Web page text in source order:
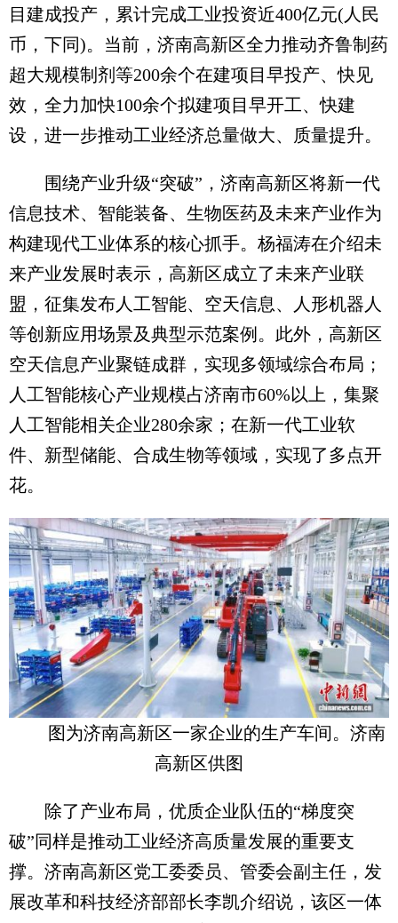
目建成投产，累计完成工业投资近400亿元(人民
币，下同)。当前，济南高新区全力推动齐鲁制药
超大规模制剂等200余个在建项目早投产、快见
效，全力加快100余个拟建项目早开工、快建
设，进一步推动工业经济总量做大、质量提升。
围绕产业升级“突破”，济南高新区将新一代
信息技术、智能装备、生物医药及未来产业作为
构建现代工业体系的核心抓手。杨福涛在介绍未
来产业发展时表示，高新区成立了未来产业联
盟，征集发布人工智能、空天信息、人形机器人
等创新应用场景及典型示范案例。此外，高新区
空天信息产业聚链成群，实现多领域综合布局；
人工智能核心产业规模占济南市60%以上，集聚
人工智能相关企业280余家；在新一代工业软
件、新型储能、合成生物等领域，实现了多点开
花。
图为济南高新区一家企业的生产车间。济南
高新区供图
除了产业布局，优质企业队伍的“梯度突
破”同样是推动工业经济高质量发展的重要支
撑。济南高新区党工委委员、管委会副主任，发
展改革和科技经济部部长李凯介绍说，该区一体